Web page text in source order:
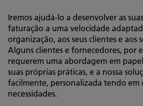
Iremos ajudá-lo a desenvolver as
faturação a uma velocidade
organização, aos seus clientes e aos
Alguns clientes e fornecedores, por
requerem uma abordagem em
suas próprias práticas, e a nossa
facilmente, personalizada tendo em
necessidades.